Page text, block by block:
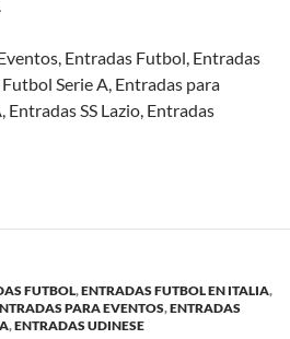
Entradas Futbol, Entradas
Serie A, Entradas para
Entradas SS Lazio, Entradas
FUTBOL,ENTRADAS FUTBOL EN ITALIA,
PARA EVENTOS,ENTRADAS
,ENTRADAS UDINESE